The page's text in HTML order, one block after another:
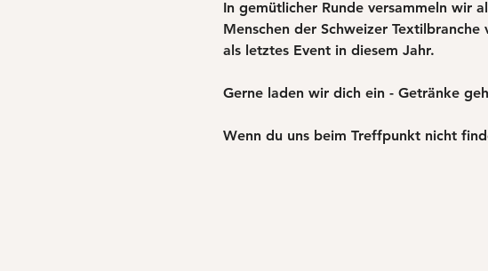
In gemütlicher Runde versammeln wir
Menschen der Schweizer
als letztes Event in diesem Jahr.
Gerne laden wir dich ein - Getränke
Wenn du uns beim Treffpunkt nicht